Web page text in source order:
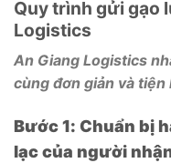
Quy trình gửi gạo
Logistics
An Giang Logistics
cùng đơn giản và tiện
Bước 1: Chuẩn bị
lạc của người